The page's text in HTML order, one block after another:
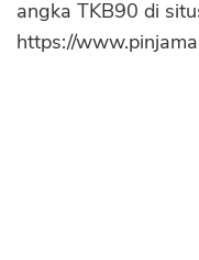
Broker Forex
angka TKB90 di
https://